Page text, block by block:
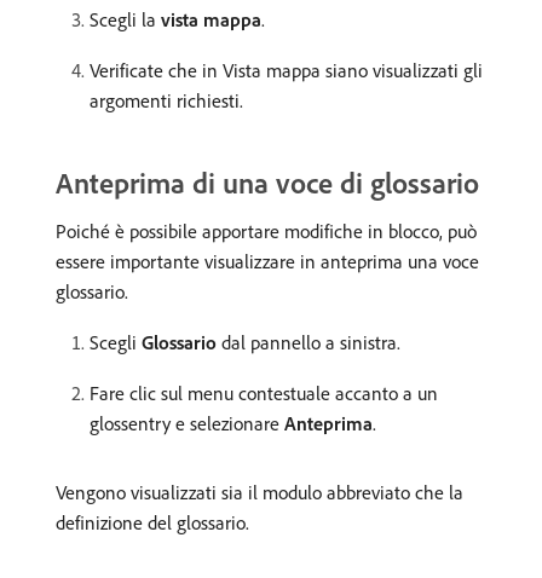
Scegli la vista mappa.
Verificate che in Vista mappa siano visualizzati gli
argomenti richiesti.
Anteprima di una voce di glossario
Poiché è possibile apportare modifiche in blocco, può
essere importante visualizzare in anteprima una voce
glossario.
Scegli Glossario dal pannello a sinistra.
Fare clic sul menu contestuale accanto a un
glossentry e selezionare Anteprima.
Vengono visualizzati sia il modulo abbreviato che la
definizione del glossario.